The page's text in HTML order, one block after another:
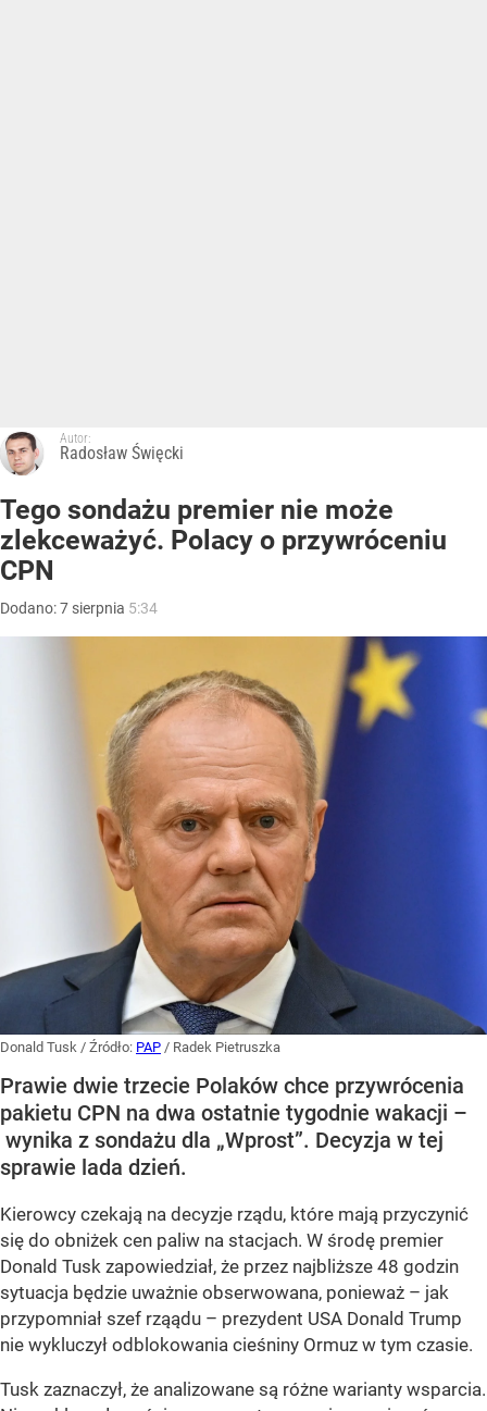
Autor:
Radosław Święcki
Tego sondażu premier nie może
zlekceważyć. Polacy o przywróceniu
CPN
Dodano:7 sierpnia 5:34
Donald Tusk / Źródło: PAP / Radek Pietruszka
Prawie dwie trzecie Polaków chce przywrócenia
pakietu CPN na dwa ostatnie tygodnie wakacji –
wynika z sondażu dla „Wprost”. Decyzja w tej
sprawie lada dzień.
Kierowcy czekają na decyzje rządu, które mają przyczynić
się do obniżek cen paliw na stacjach. W środę premier
Donald Tusk zapowiedział, że przez najbliższe 48 godzin
sytuacja będzie uważnie obserwowana, ponieważ – jak
przypomniał szef rząądu – prezydent USA Donald Trump
nie wykluczył odblokowania cieśniny Ormuz w tym czasie.
Tusk zaznaczył, że analizowane są różne warianty wsparcia.